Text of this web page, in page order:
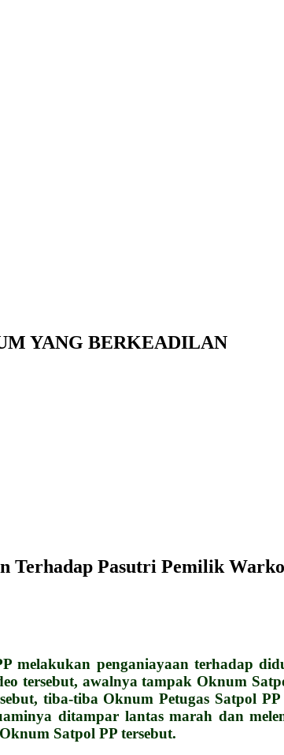
YANG BERKEADILAN
Pasutri Pemilik
penganiayaan terhadap
tersebut, awalnya tampak Oknum
tiba-tiba Oknum Petugas Satpol
ditampar lantas marah dan
Satpol PP tersebut.